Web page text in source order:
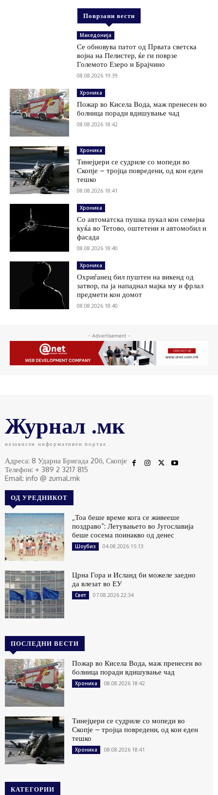
Поврзани вести
Македонија
Се обновува патот од Првата светска
војна на Пелистер, ќе ги поврзе
Големото Езеро и Брајчино
08.08.2026 19:39
Хроника
Пожар во Кисела Вода, маж пренесен во
болница поради вдишување чад
08.08.2026 18:42
Хроника
Тинејџери се судриле со мопеди во
Скопје – тројца повредени, од кои еден
тешко
08.08.2026 18:41
Хроника
Со автоматска пушка пукал кон семејна
куќа во Тетово, оштетени и автомобил и
фасада
08.08.2026 18:40
Хроника
Охриѓанец бил пуштен на викенд од
затвор, па ја нападнал мајка му и фрлал
предмети кон домот
08.08.2026 18:40
- Advertisement -
Журнал .мк
независен информативен портал
Адреса: 8 Ударна Бригада 20б, Скопје
Телефон: + 389 2 3217 815
Email: info @ zurnal.mk
ОД УРЕДНИКОТ
„Тоа беше време кога се живееше
поздраво“: Летувањето во Југославија
беше сосема поинакво од денес
Шоубиз 04.08.2026 15:13
Црна Гора и Исланд би можеле заедно
да влезат во ЕУ
Свет 07.08.2026 22:34
ПОСЛЕДНИ ВЕСТИ
Пожар во Кисела Вода, маж пренесен во
болница поради вдишување чад
Хроника 08.08.2026 18:42
Тинејџери се судриле со мопеди во
Скопје – тројца повредени, од кои еден
тешко
Хроника 08.08.2026 18:41
КАТЕГОРИИ